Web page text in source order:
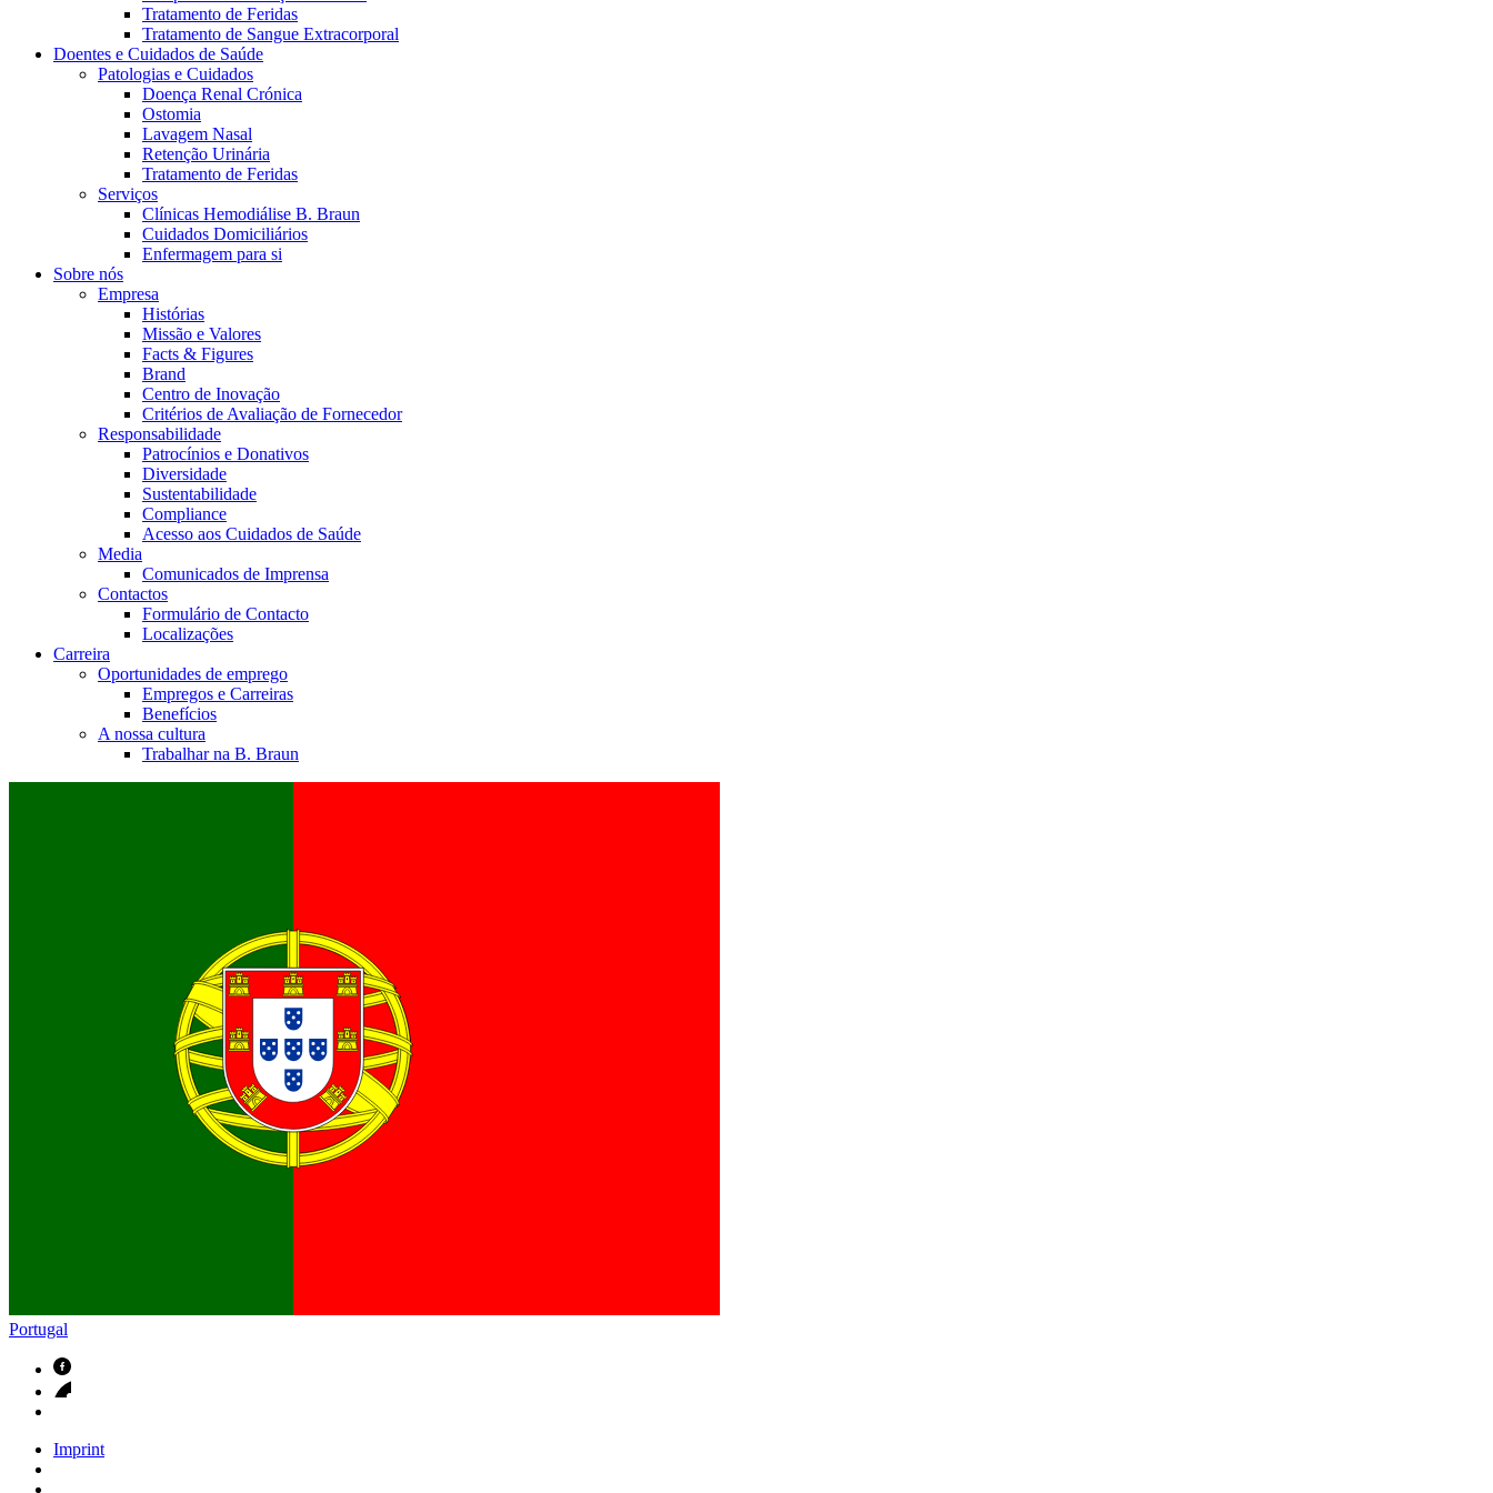
Catálogo de Produtos
Encontre o produto que procura. Visite o catálogo de produtos da B. Braun com o nosso portfólio completo.
Centro de Inovação
Vamos impulsionar juntos a inovação na tecnologia médica. Saiba mais sobre o nosso centro de inovação e apresente a sua ideia.
Em diálogo com a B. Braun. Entre em contacto connosco
Tratamento de Feridas
Tratamento de Sangue Extracorporal
Doentes e Cuidados de Saúde
Patologias e Cuidados
Doença Renal Crónica
Ostomia
Lavagem Nasal
Retenção Urinária
Tratamento de Feridas
Serviços
Clínicas Hemodiálise B. Braun
Cuidados Domiciliários
Enfermagem para si
Sobre nós
Empresa
Histórias
Missão e Valores
Facts & Figures
Brand
Centro de Inovação
Critérios de Avaliação de Fornecedor
Responsabilidade
Patrocínios e Donativos
Diversidade
Sustentabilidade
Compliance
Acesso aos Cuidados de Saúde
Media
Comunicados de Imprensa
Contactos
Formulário de Contacto
Localizações
Carreira
Oportunidades de emprego
Empregos e Carreiras
Benefícios
A nossa cultura
Trabalhar na B. Braun
Portugal
Imprint